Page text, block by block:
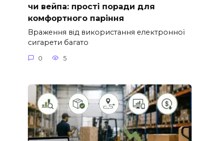
чи вейпа: прості поради для
комфортного паріння
Враження від використання електронної
сигарети багато
0 5